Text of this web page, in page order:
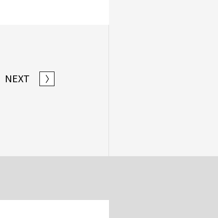
NEXT 〉